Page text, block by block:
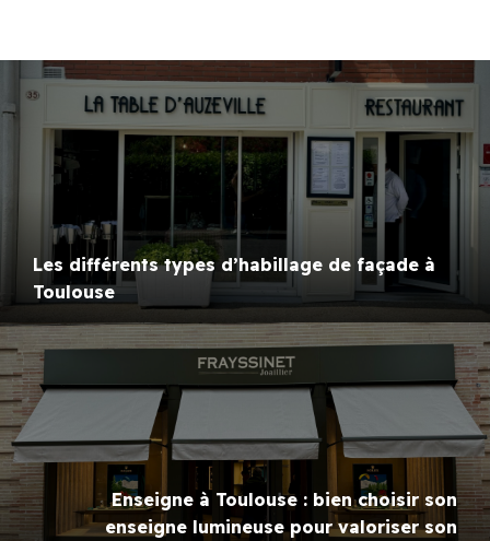
Les différents types d’habillage de façade à
Toulouse
Enseigne à Toulouse : bien choisir son
enseigne lumineuse pour valoriser son